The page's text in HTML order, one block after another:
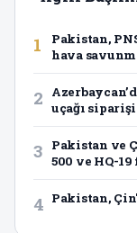
1
Pakistan,
hava
2 uçağı siparişi
3
Pakistan ve
500 ve HQ-
4 Pakistan,